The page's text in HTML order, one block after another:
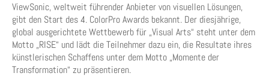
ViewSonic, weltweit führender Anbieter von visuellen Lösungen,
gibt den Start des 4. ColorPro Awards bekannt. Der diesjährige,
global ausgerichtete Wettbewerb für „Visual Arts“ steht unter dem
Motto „RISE“ und lädt die Teilnehmer dazu ein, die Resultate ihres
künstlerischen Schaffens unter dem Motto „Momente der
Transformation“ zu präsentieren.